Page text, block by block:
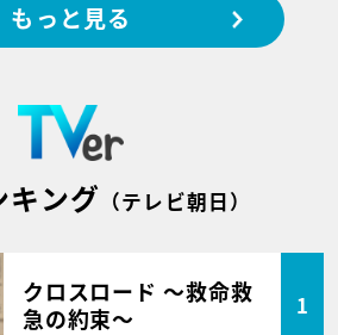
もっと見る
キング （テレビ朝日）
クロスロード ～救命救
急の約束～
1